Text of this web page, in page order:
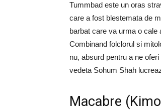
Tummbad este un oras
care a fost blestemata de
barbat care va urma o cale
Combinand folclorul si
nu, absurd pentru a ne
vedeta Sohum Shah
Macabre